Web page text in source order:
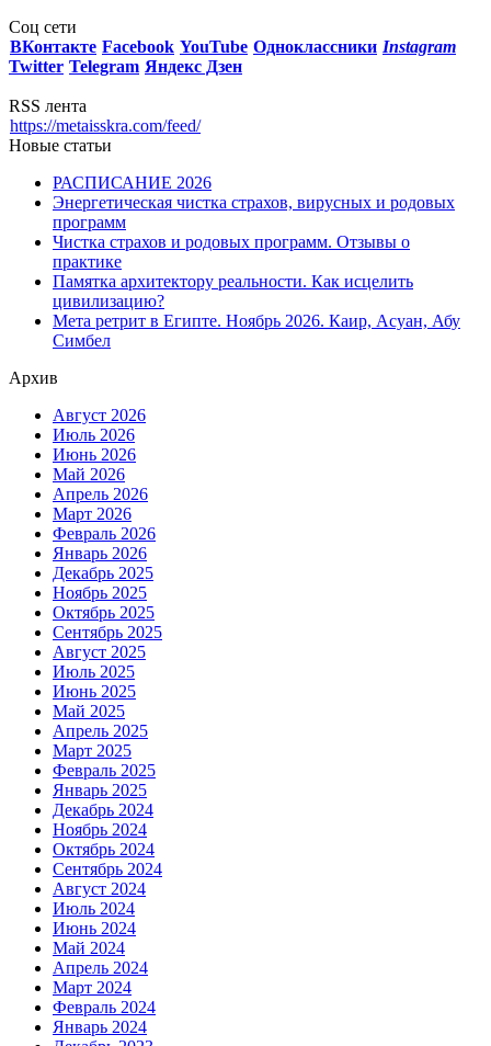
Соц сети
ВКонтакте Facebook YouTube Одноклассники Instagram
Twitter Telegram Яндекс Дзен
RSS лента
https://metaisskra.com/feed/
Новые статьи
РАСПИСАНИЕ 2026
Энергетическая чистка страхов, вирусных и родовых
программ
Чистка страхов и родовых программ. Отзывы о
практике
Памятка архитектору реальности. Как исцелить
цивилизацию?
Мета ретрит в Египте. Ноябрь 2026. Каир, Асуан, Абу
Симбел
Архив
Август 2026
Июль 2026
Июнь 2026
Май 2026
Апрель 2026
Март 2026
Февраль 2026
Январь 2026
Декабрь 2025
Ноябрь 2025
Октябрь 2025
Сентябрь 2025
Август 2025
Июль 2025
Июнь 2025
Май 2025
Апрель 2025
Март 2025
Февраль 2025
Январь 2025
Декабрь 2024
Ноябрь 2024
Октябрь 2024
Сентябрь 2024
Август 2024
Июль 2024
Июнь 2024
Май 2024
Апрель 2024
Март 2024
Февраль 2024
Январь 2024